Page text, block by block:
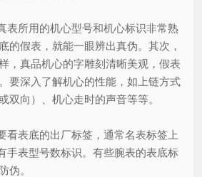
所用的机心型号和机心标识非常熟
的假表，就能一眼辨出真伪。其次，
，真品机心的字雕刻清晰美观，假表
要深入了解机心的性能，如上链方式
双向）、机心走时的声音等等。
表底的出厂标签，通常名表标签上
手表型号数标识。有些腕表的表底标
伪。